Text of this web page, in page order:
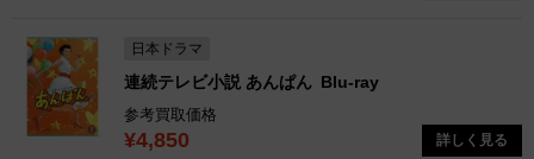
日本ドラマ
連続テレビ小説 あんぱん Blu-ray
参考買取価格
¥4,850 詳しく見る